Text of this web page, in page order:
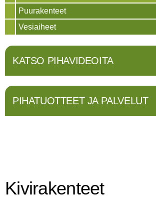
Puurakenteet
Vesiaiheet
KATSO PIHAVIDEOITA
PIHATUOTTEET JA PALVELUT
Kivirakenteet